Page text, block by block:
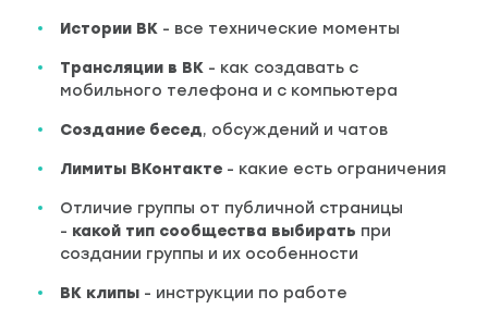
Истории ВК - все технические моменты
Трансляции в ВК - как создавать с
мобильного телефона и с компьютера
Создание бесед, обсуждений и чатов
Лимиты ВКонтакте - какие есть ограничения
Отличие группы от публичной страницы
- какой тип сообщества выбирать при
создании группы и их особенности
ВК клипы - инструкции по работе